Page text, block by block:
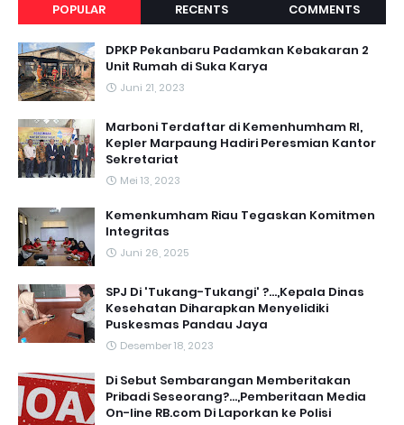
POPULAR RECENTS COMMENTS
DPKP Pekanbaru Padamkan Kebakaran 2
Unit Rumah di Suka Karya
Juni 21, 2023
Marboni Terdaftar di Kemenhumham RI,
Kepler Marpaung Hadiri Peresmian Kantor
Sekretariat
Mei 13, 2023
‎Kemenkumham Riau Tegaskan Komitmen
Integritas
Juni 26, 2025
SPJ Di 'Tukang-Tukangi' ?...,Kepala Dinas
Kesehatan Diharapkan Menyelidiki
Puskesmas Pandau Jaya
Desember 18, 2023
Di Sebut Sembarangan Memberitakan
Pribadi Seseorang?...,Pemberitaan Media
On-line RB.com Di Laporkan ke Polisi